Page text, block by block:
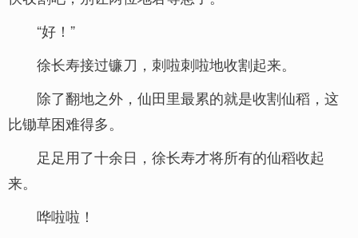
“好！”
徐长寿接过镰刀，刺啦刺啦地收割起来。
除了翻地之外，仙田里最累的就是收割仙稻，这
比锄草困难得多。
足足用了十余日，徐长寿才将所有的仙稻收起
来。
哗啦啦！